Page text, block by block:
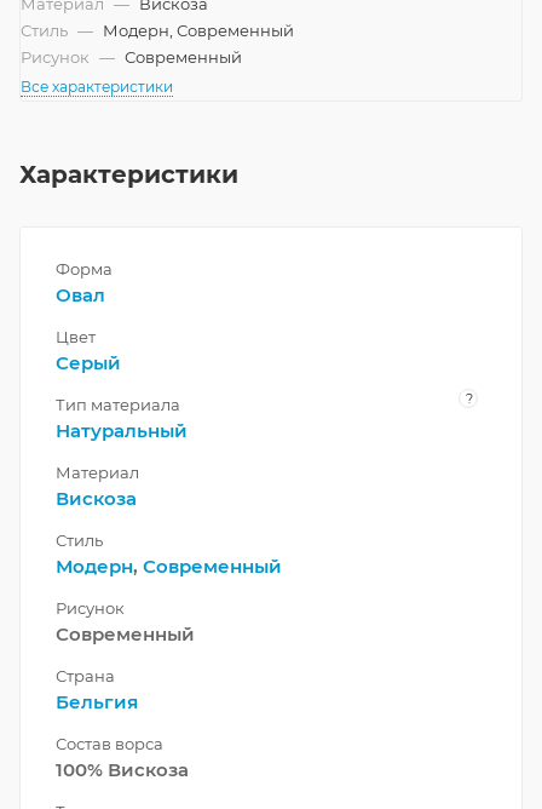
Материал — Вискоза
Стиль — Модерн, Современный
Рисунок — Современный
Все характеристики
Характеристики
Форма
Овал
Цвет
Серый
Тип материала ?
Натуральный
Материал
Вискоза
Стиль
Модерн, Современный
Рисунок
Современный
Страна
Бельгия
Состав ворса
100% Вискоза